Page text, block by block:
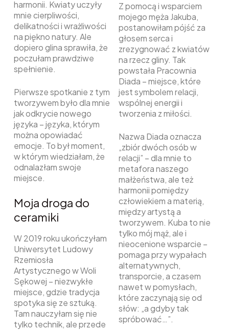
harmonii. Kwiaty uczyły
mnie cierpliwości,
delikatności i wrażliwości
na piękno natury. Ale
dopiero glina sprawiła, że
poczułam prawdziwe
spełnienie.
Pierwsze spotkanie z tym
tworzywem było dla mnie
jak odkrycie nowego
języka – języka, którym
można opowiadać
emocje. To był moment,
w którym wiedziałam, że
odnalazłam swoje
miejsce.
Moja droga do
ceramiki
W 2019 roku ukończyłam
Uniwersytet Ludowy
Rzemiosła
Artystycznego w Woli
Sękowej – niezwykłe
miejsce, gdzie tradycja
spotyka się ze sztuką.
Tam nauczyłam się nie
tylko technik, ale przede
Z pomocą i wsparciem
mojego męża Jakuba,
postanowiłam pójść za
głosem serca i
zrezygnować z kwiatów
na rzecz gliny. Tak
powstała Pracownia
Diada – miejsce, które
jest symbolem relacji,
wspólnej energii i
tworzenia z miłości.
Nazwa Diada oznacza
„zbiór dwóch osób w
relacji” – dla mnie to
metafora naszego
małżeństwa, ale też
harmonii pomiędzy
człowiekiem a materią,
między artystą a
tworzywem. Kuba to nie
tylko mój mąż, ale i
nieocenione wsparcie –
pomaga przy wypałach
alternatywnych,
transporcie, a czasem
nawet w pomysłach,
które zaczynają się od
słów: „a gdyby tak
spróbować…”.